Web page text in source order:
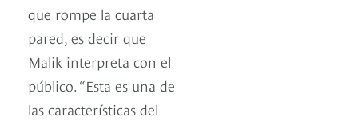
que rompe la cuarta
pared, es decir que
Malik interpreta con el
público. “Esta es una de
las características del